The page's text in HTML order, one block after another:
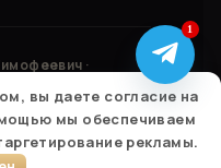
·
Беларусь · Турция ·
вы даете согласие на
мы обеспечиваем
рекламы.
1